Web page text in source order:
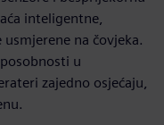
inteligentne,
na čovjeka.
u
zajedno osjećaju,